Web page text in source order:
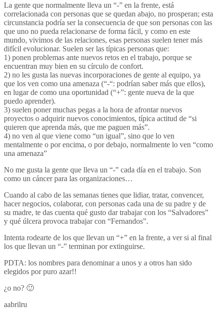
La gente que normalmente lleva un “-” en la frente, está
correlacionada con personas que se quedan abajo, no prosperan; esta
circunstancia podría ser la consecuencia de que son personas con las
que uno no pueda relacionarse de forma fácil, y como en este
mundo, vivimos de las relaciones, esas personas suelen tener más
difícil evolucionar. Suelen ser las típicas personas que:
1) ponen problemas ante nuevos retos en el trabajo, porque se
encuentran muy bien en su círculo de confort.
2) no les gusta las nuevas incorporaciones de gente al equipo, ya
que los ven como una amenaza (“-“: podrían saber más que ellos),
en lugar de como una oportunidad (“+”: gente nueva de la que
puedo aprender).
3) suelen poner muchas pegas a la hora de afrontar nuevos
proyectos o adquirir nuevos conocimientos, típica actitud de “si
quieren que aprenda más, que me paguen más”.
4) no ven al que viene como “un igual”, sino que lo ven
mentalmente o por encima, o por debajo, normalmente lo ven “como
una amenaza”
No me gusta la gente que lleva un “-” cada día en el trabajo. Son
como un cáncer para las organizaciones…
Cuando al cabo de las semanas tienes que lidiar, tratar, convencer,
hacer negocios, colaborar, con personas cada una de su padre y de
su madre, te das cuenta qué gusto dar trabajar con los “Salvadores”
y qué úlcera provoca trabajar con “Fernandos”.
Intenta rodearte de los que llevan un “+” en la frente, a ver si al final
los que llevan un “-” terminan por extinguirse.
PDTA: los nombres para denominar a unos y a otros han sido
elegidos por puro azar!!
¿o no? 🙂
aabrilru